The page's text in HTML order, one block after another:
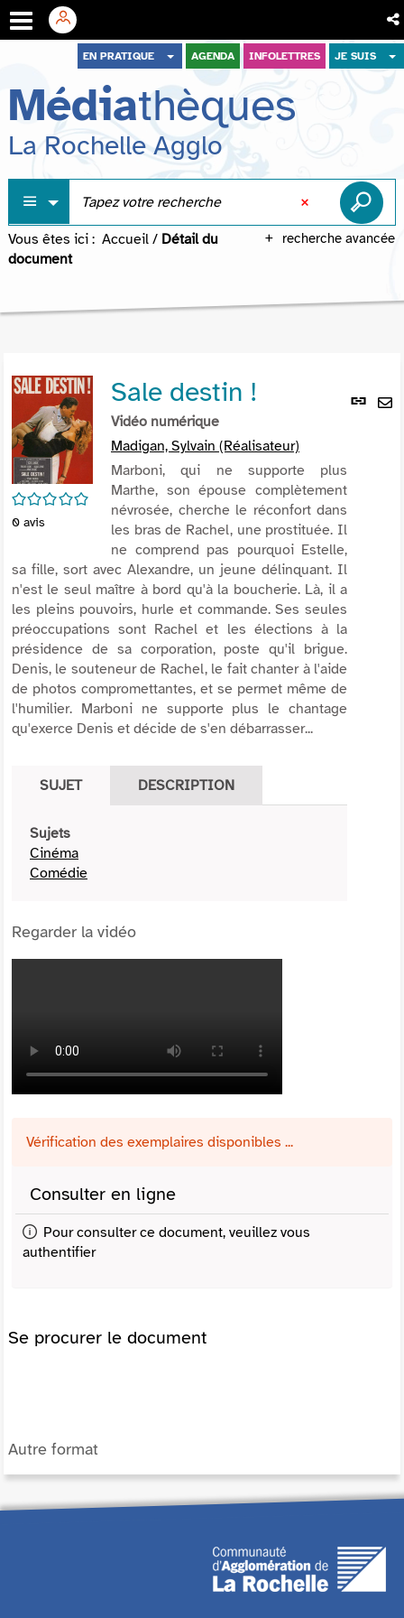
menu
contenu
recherche
EN PRATIQUE AGENDA INFOLETTRES JE SUIS
Médiathèques
La Rochelle Agglo
recherche avancée
Vous êtes ici : Accueil / Détail du
document
Lien
/5
0 avis
Sale destin !
Vidéo numérique
Madigan, Sylvain (Réalisateur)
Marboni, qui ne supporte plus
Marthe, son épouse complètement
névrosée, cherche le réconfort dans
les bras de Rachel, une prostituée. Il
ne comprend pas pourquoi Estelle,
sa fille, sort avec Alexandre, un jeune délinquant. Il
n'est le seul maître à bord qu'à la boucherie. Là, il a
les pleins pouvoirs, hurle et commande. Ses seules
préoccupations sont Rachel et les élections à la
présidence de sa corporation, poste qu'il brigue.
Denis, le souteneur de Rachel, le fait chanter à l'aide
de photos compromettantes, et se permet même de
l'humilier. Marboni ne supporte plus le chantage
qu'exerce Denis et décide de s'en débarrasser...
SUJET DESCRIPTION
Sujets
Cinéma
Comédie
Regarder la vidéo
Vérification des exemplaires disponibles ...
Consulter en ligne
Pour consulter ce document, veuillez vous
authentifier
Se procurer le document
Autre format